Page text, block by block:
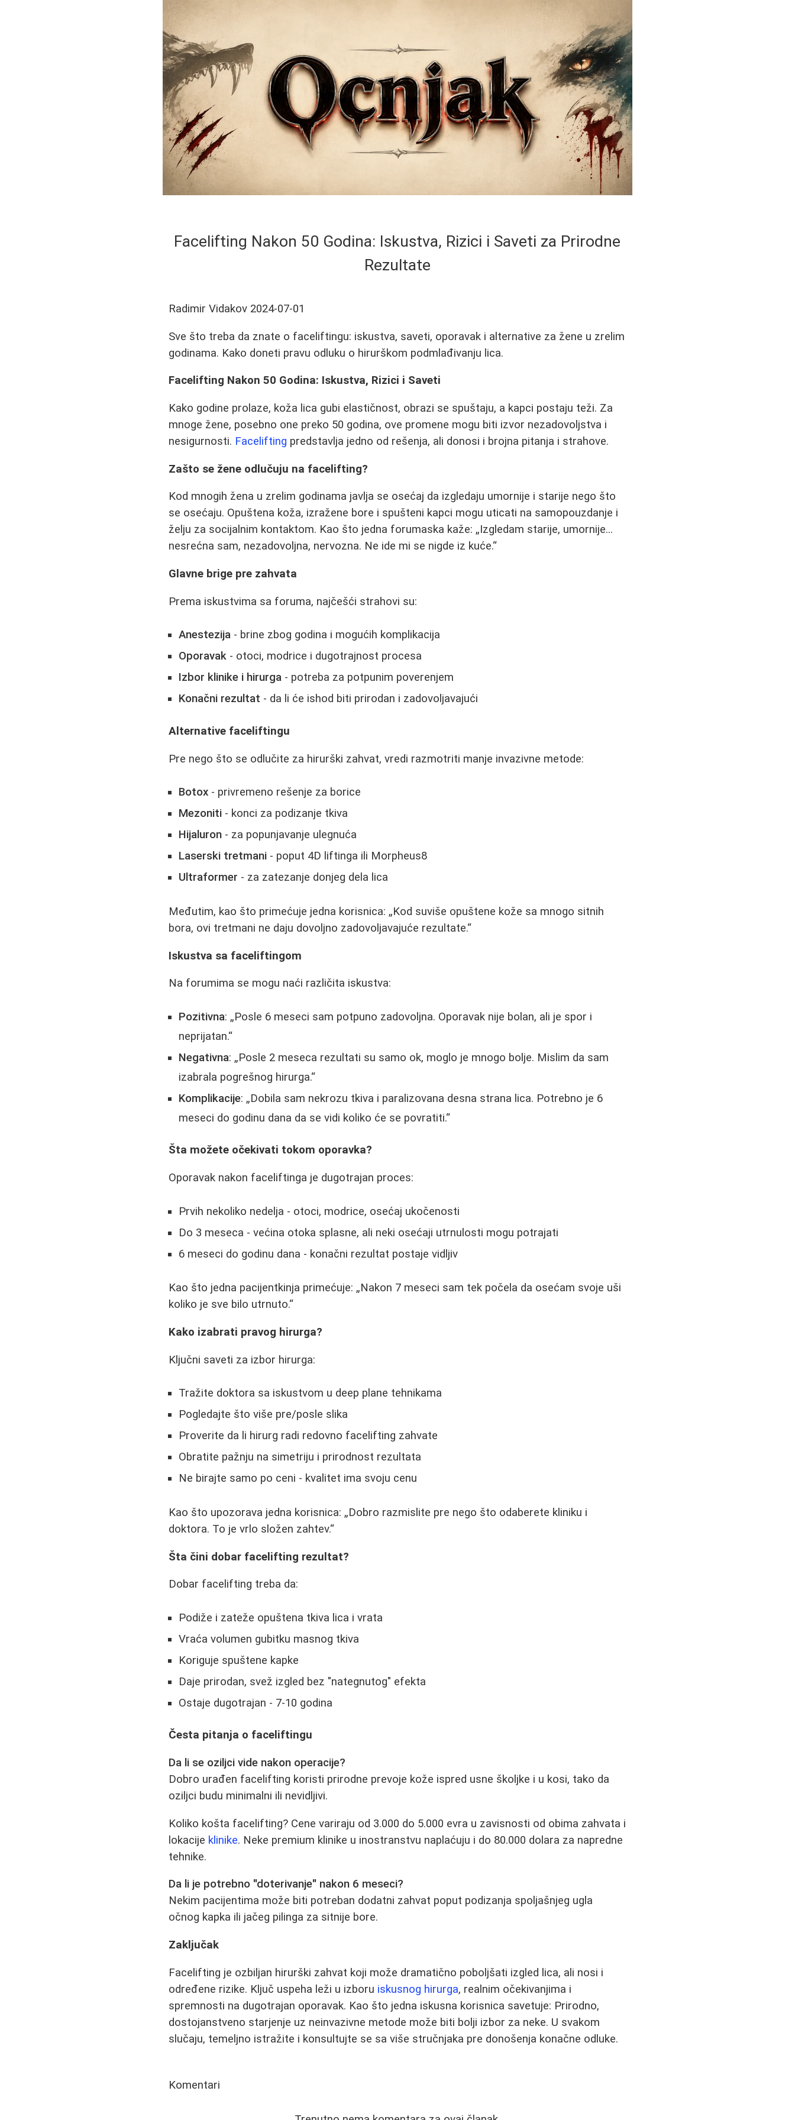
Facelifting Nakon 50 Godina: Iskustva, Rizici i Saveti za Prirodne
Rezultate
Radimir Vidakov 2024-07-01
Sve što treba da znate o faceliftingu: iskustva, saveti, oporavak i alternative za žene u zrelim
godinama. Kako doneti pravu odluku o hirurškom podmlađivanju lica.
Facelifting Nakon 50 Godina: Iskustva, Rizici i Saveti
Kako godine prolaze, koža lica gubi elastičnost, obrazi se spuštaju, a kapci postaju teži. Za
mnoge žene, posebno one preko 50 godina, ove promene mogu biti izvor nezadovoljstva i
nesigurnosti. Facelifting predstavlja jedno od rešenja, ali donosi i brojna pitanja i strahove.
Zašto se žene odlučuju na facelifting?
Kod mnogih žena u zrelim godinama javlja se osećaj da izgledaju umornije i starije nego što
se osećaju. Opuštena koža, izražene bore i spušteni kapci mogu uticati na samopouzdanje i
želju za socijalnim kontaktom. Kao što jedna forumaska kaže: Izgledam starije, umornije...
nesrećna sam, nezadovoljna, nervozna. Ne ide mi se nigde iz kuće.
Glavne brige pre zahvata
Prema iskustvima sa foruma, najčešći strahovi su:
Anestezija - brine zbog godina i mogućih komplikacija
Oporavak - otoci, modrice i dugotrajnost procesa
Izbor klinike i hirurga - potreba za potpunim poverenjem
Konačni rezultat - da li će ishod biti prirodan i zadovoljavajući
Alternative faceliftingu
Pre nego što se odlučite za hirurški zahvat, vredi razmotriti manje invazivne metode:
Botox - privremeno rešenje za borice
Mezoniti - konci za podizanje tkiva
Hijaluron - za popunjavanje ulegnuća
Laserski tretmani - poput 4D liftinga ili Morpheus8
Ultraformer - za zatezanje donjeg dela lica
Međutim, kao što primećuje jedna korisnica:
Kod suviše opuštene kože sa mnogo sitnih
bora, ovi tretmani ne daju dovoljno zadovoljavajuće rezultate.
Iskustva sa faceliftingom
Na forumima se mogu naći različita iskustva:
Pozitivna:
Posle 6 meseci sam potpuno zadovoljna. Oporavak nije bolan, ali je spor i
neprijatan.
Negativna:
Posle 2 meseca rezultati su samo ok, moglo je mnogo bolje. Mislim da sam
izabrala pogrešnog hirurga.
Komplikacije:
Dobila sam nekrozu tkiva i paralizovana desna strana lica. Potrebno je 6
meseci do godinu dana da se vidi koliko će se povratiti.
Šta možete očekivati tokom oporavka?
Oporavak nakon faceliftinga je dugotrajan proces:
Prvih nekoliko nedelja - otoci, modrice, osećaj ukočenosti
Do 3 meseca - većina otoka splasne, ali neki osećaji utrnulosti mogu potrajati
6 meseci do godinu dana - konačni rezultat postaje vidljiv
Kao što jedna pacijentkinja primećuje:
Nakon 7 meseci sam tek počela da osećam svoje uši
koliko je sve bilo utrnuto.
Kako izabrati pravog hirurga?
Ključni saveti za izbor hirurga:
Tražite doktora sa iskustvom u deep plane tehnikama
Pogledajte što više pre/posle slika
Proverite da li hirurg radi redovno facelifting zahvate
Obratite pažnju na simetriju i prirodnost rezultata
Ne birajte samo po ceni - kvalitet ima svoju cenu
Kao što upozorava jedna korisnica:
Dobro razmislite pre nego što odaberete kliniku i
doktora. To je vrlo složen zahtev.
Šta čini dobar facelifting rezultat?
Dobar facelifting treba da:
Podiže i zateže opuštena tkiva lica i vrata
Vraća volumen gubitku masnog tkiva
Koriguje spuštene kapke
Daje prirodan, svež izgled bez "nategnutog" efekta
Ostaje dugotrajan - 7-10 godina
Česta pitanja o faceliftingu
Da li se oziljci vide nakon operacije?
Dobro urađen facelifting koristi prirodne prevoje kože ispred usne školjke i u kosi, tako da
oziljci budu minimalni ili nevidljivi.
Koliko košta facelifting? Cene variraju od 3.000 do 5.000 evra u zavisnosti od obima zahvata i
lokacije klinike. Neke premium klinike u inostranstvu naplaćuju i do 80.000 dolara za napredne
tehnike.
Da li je potrebno "doterivanje" nakon 6 meseci?
Nekim pacijentima može biti potreban dodatni zahvat poput podizanja spoljašnjeg ugla
očnog kapka ili jačeg pilinga za sitnije bore.
Zaključak
Facelifting je ozbiljan hirurški zahvat koji može dramatično poboljšati izgled lica, ali nosi i
određene rizike. Ključ uspeha leži u izboru iskusnog hirurga, realnim očekivanjima i
spremnosti na dugotrajan oporavak. Kao što jedna iskusna korisnica savetuje: Prirodno,
dostojanstveno starjenje uz neinvazivne metode može biti bolji izbor za neke. U svakom
slučaju, temeljno istražite i konsultujte se sa više stručnjaka pre donošenja konačne odluke.
Komentari